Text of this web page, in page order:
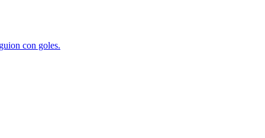
con goles.